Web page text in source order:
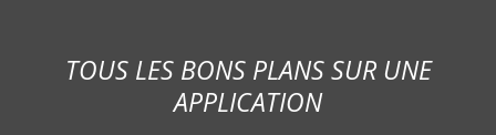
TOUS LES BONS PLANS SUR UNE
APPLICATION